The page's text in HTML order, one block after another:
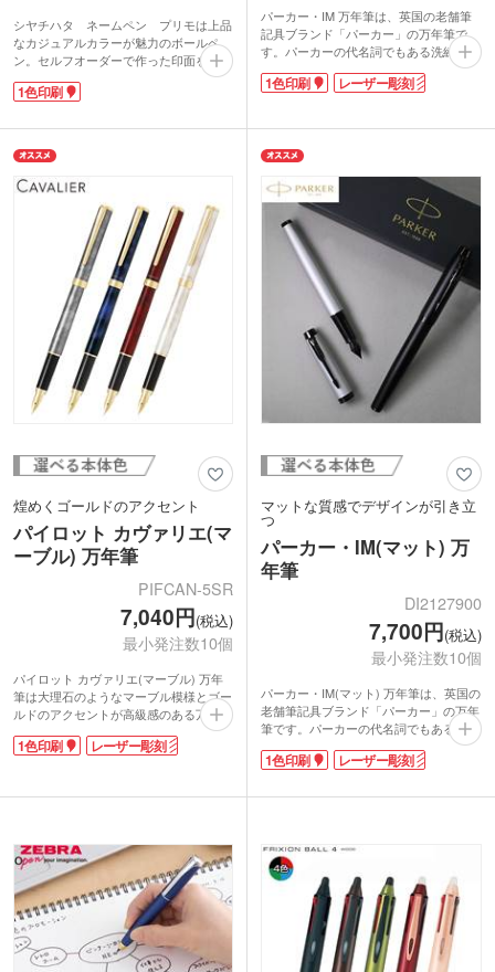
シヤチハタ ネームペン プリモは上品
なカジュアルカラーが魅力のボールペ
ン。セルフオーダーで作った印面をペン
頭に取り付けることができます。ペンの
書き味はなめらかで引っ掛かりを感じな
さです。
ベーシックなブラック、シルバーに加
え、優しい色味のピンクとブルーのライ
ンナップ。性別・年齢問わず作れるオリ
ジナルボールペンなので、卒業記念品や
成人記念、創立記念にオススメの1本で
印面は付属のはがき又はパソコン、携帯
電話のシヤチハタ専用サイトにアクセス
して、簡単に作成することができます。
1色印刷
パーカー・IM 万年筆は、英国の老舗筆
記具ブランド「パーカー」の万年筆で
す。パーカーの代名詞でもある洗練され
た矢羽クリップに、シックなカラーを合
わせた都会的なイメージが印象的。メー
す。書き心地の良さにこだわった、細字
に特化した新開発のステンレススチール
のペン先を採用。手軽に使えるカードリ
ッジのほか、コンバーターも付属してい
るのでご自身でお好きなインクを詰め替
えて使用できます。
信頼のブランドの逸品には、高級感を引
き立てるレーザーでの印刷がおすすめ。
永年勤続表彰や周年記念の記念品とし
て、特別感あふれる一生もののノベルテ
ィになるでしょう。
1色印刷 レーザー彫刻
煌めくゴールドのアクセント
パイロット カヴァリエ(マ
ーブル) 万年筆
PIFCAN-5SR
7,040円(税込)
最小発注数10個
パイロット カヴァリエ(マーブル) 万年
筆は大理石のようなマーブル模様とゴー
ルドのアクセントが高級感のある万年
筆。スリムな金属製ボディで、手の小さ
い方でも持ちやすいのが特徴です。
使用する方に最適な「F(ファイン)やや
属のカートリッジインキ(黒)の他、文具
店で適合コンバーターをお求めいただ
き、お好きな色のインキを使用すること
も可能です。
名入れは高級感が更に増すレーザー彫刻
またはシンプルな1色印刷に対応してい
ます。周年記念や卒業記念など特別な贈
1色印刷 レーザー彫刻
マットな質感でデザインが引き立
つ
パーカー・IM(マット) 万
年筆
DI2127900
7,700円(税込)
最小発注数10個
パーカー・IM(マット) 万年筆は、英国の
老舗筆記具ブランド「パーカー」の万年
筆です。パーカーの代名詞でもある洗練
された矢羽クリップは、ブラックPVD仕
上げでクールな印象。マットなモノクロ
なデザインです。書き心地の良さにこだ
えるカードリッジのほか、コンバーター
も付属しているのでご自身でお好きなイ
ンクを詰め替えて使用できます。
老舗ブランドの信頼できる逸品が、永年
勤続表彰や周年記念に華を添えてくれま
す。高級感を引き立てるレーザー印刷で
企業ロゴや会社名を入れて、特別な記念
1色印刷 レーザー彫刻